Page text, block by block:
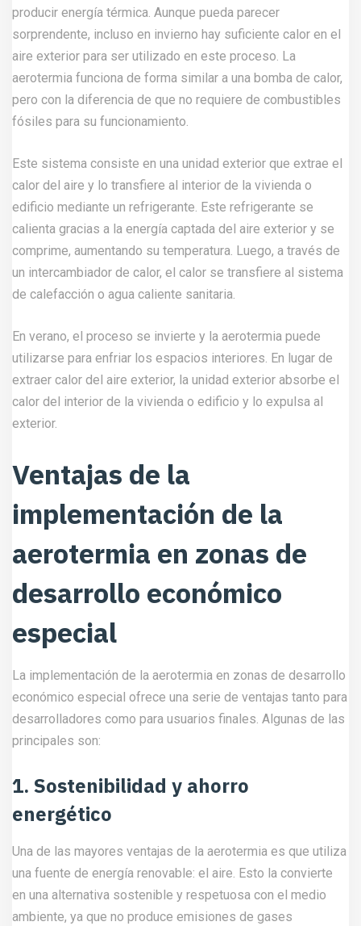
producir energía térmica. Aunque pueda parecer
sorprendente, incluso en invierno hay suficiente calor en el
aire exterior para ser utilizado en este proceso. La
aerotermia funciona de forma similar a una bomba de calor,
pero con la diferencia de que no requiere de combustibles
fósiles para su funcionamiento.
Este sistema consiste en una unidad exterior que extrae el
calor del aire y lo transfiere al interior de la vivienda o
edificio mediante un refrigerante. Este refrigerante se
calienta gracias a la energía captada del aire exterior y se
comprime, aumentando su temperatura. Luego, a través de
un intercambiador de calor, el calor se transfiere al sistema
de calefacción o agua caliente sanitaria.
En verano, el proceso se invierte y la aerotermia puede
utilizarse para enfriar los espacios interiores. En lugar de
extraer calor del aire exterior, la unidad exterior absorbe el
calor del interior de la vivienda o edificio y lo expulsa al
exterior.
Ventajas de la
implementación de la
aerotermia en zonas de
desarrollo económico
especial
La implementación de la aerotermia en zonas de desarrollo
económico especial ofrece una serie de ventajas tanto para
desarrolladores como para usuarios finales. Algunas de las
principales son:
1. Sostenibilidad y ahorro
energético
Una de las mayores ventajas de la aerotermia es que utiliza
una fuente de energía renovable: el aire. Esto la convierte
en una alternativa sostenible y respetuosa con el medio
ambiente, ya que no produce emisiones de gases